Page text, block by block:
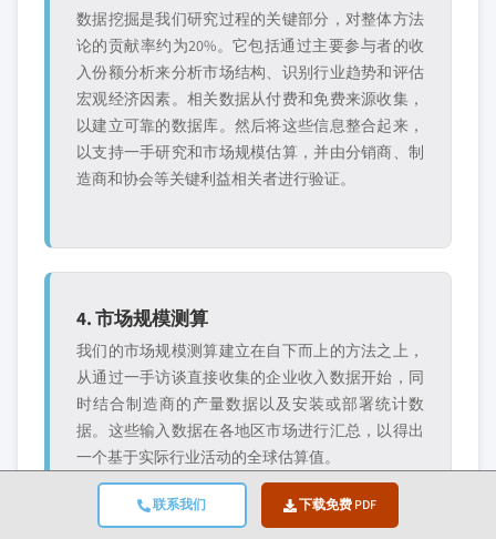
联系我们 下载免费 PDF
数据挖掘是我们研究过程的关键部分，对整体方法
论的贡献率约为20%。它包括通过主要参与者的收
入份额分析来分析市场结构、识别行业趋势和评估
宏观经济因素。相关数据从付费和免费来源收集，
以建立可靠的数据库。然后将这些信息整合起来，
以支持一手研究和市场规模估算，并由分销商、制
造商和协会等关键利益相关者进行验证。
4. 市场规模测算
我们的市场规模测算建立在自下而上的方法之上，
从通过一手访谈直接收集的企业收入数据开始，同
时结合制造商的产量数据以及安装或部署统计数
据。这些输入数据在各地区市场进行汇总，以得出
一个基于实际行业活动的全球估算值。